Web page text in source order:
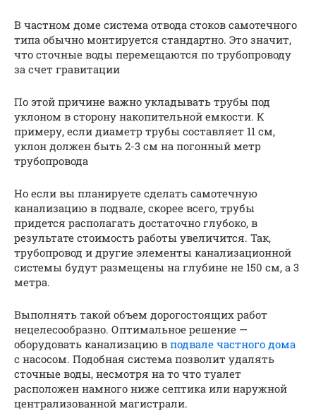
В частном доме система отвода стоков самотечного
типа обычно монтируется стандартно. Это значит,
что сточные воды перемещаются по трубопроводу
за счет гравитации
По этой причине важно укладывать трубы под
уклоном в сторону накопительной емкости. К
примеру, если диаметр трубы составляет 11 см,
уклон должен быть 2-3 см на погонный метр
трубопровода
Но если вы планируете сделать самотечную
канализацию в подвале, скорее всего, трубы
придется располагать достаточно глубоко, в
результате стоимость работы увеличится. Так,
трубопровод и другие элементы канализационной
системы будут размещены на глубине не 150 см, а 3
метра.
Выполнять такой объем дорогостоящих работ
нецелесообразно. Оптимальное решение —
оборудовать канализацию в подвале частного дома
с насосом. Подобная система позволит удалять
сточные воды, несмотря на то что туалет
расположен намного ниже септика или наружной
централизованной магистрали.